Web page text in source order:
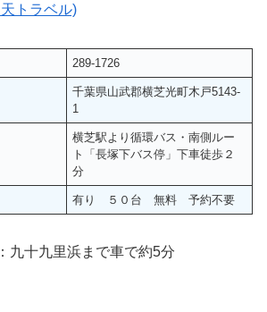
トラベル)
289-1726
千葉県山武郡横芝光町木戸5143-
1
横芝駅より循環バス・南側ルー
ト「長塚下バス停」下車徒歩２
分
有り ５０台 無料 予約不要
九十九里浜まで車で約5分